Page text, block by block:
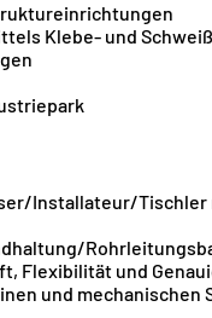
Klebe- und
Installateur/Tischler
Flexibilität und
und mechanischen